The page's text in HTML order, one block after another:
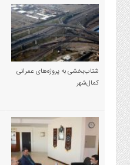
شتاب‌بخشی به پروژه‌های عمرانی
کمال‌شهر